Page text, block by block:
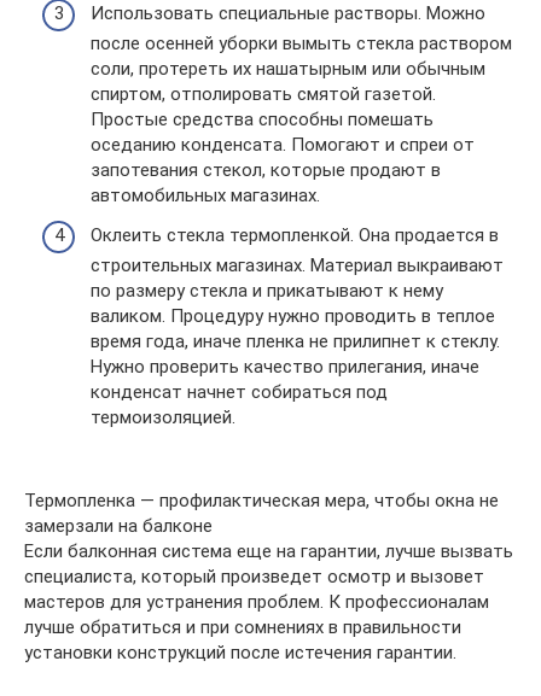
Использовать специальные растворы. Можно
после осенней уборки вымыть стекла раствором
соли, протереть их нашатырным или обычным
спиртом, отполировать смятой газетой.
Простые средства способны помешать
оседанию конденсата. Помогают и спреи от
запотевания стекол, которые продают в
автомобильных магазинах.
Оклеить стекла термопленкой. Она продается в
строительных магазинах. Материал выкраивают
по размеру стекла и прикатывают к нему
валиком. Процедуру нужно проводить в теплое
время года, иначе пленка не прилипнет к стеклу.
Нужно проверить качество прилегания, иначе
конденсат начнет собираться под
термоизоляцией.
Термопленка — профилактическая мера, чтобы окна не
замерзали на балконе
Если балконная система еще на гарантии, лучше вызвать
специалиста, который произведет осмотр и вызовет
мастеров для устранения проблем. К профессионалам
лучше обратиться и при сомнениях в правильности
установки конструкций после истечения гарантии.